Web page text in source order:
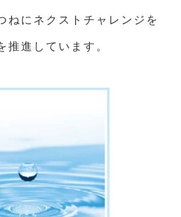
ねにネクストチャレンジを
推進しています。